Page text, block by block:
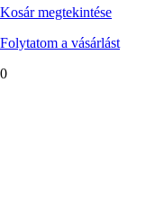
Kosár megtekintése
Folytatom a vásárlást
0